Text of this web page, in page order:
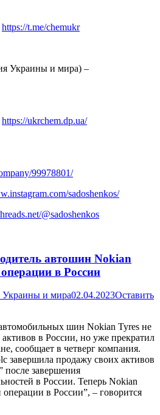
https://t.me/chemukr
Украины и мира) –
https://ukrchem.dp.ua/
99978801/
sadoshenkos/
@sadoshenkos
автошин Nokian
в России
и мира02.04.2023Оставить
шин Nokian Tyres не
в России, но уже прекратил
сообщает в четверг компания.
завершила продажу своих активов
завершения
в России. Теперь Nokian
операции в России”, – говорится